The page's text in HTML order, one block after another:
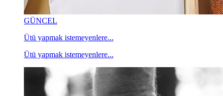
GÜNCEL
Ütü yapmak istemeyenlere...
Ütü yapmak istemeyenlere...